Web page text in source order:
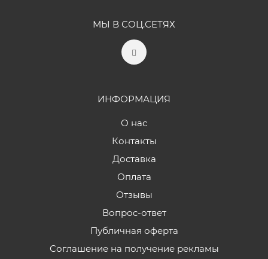
МЫ В СОЦ.СЕТЯХ
ИНФОРМАЦИЯ
О нас
Контакты
Доставка
Оплата
Отзывы
Вопрос-ответ
Публичная оферта
Соглашение на получение рекламы